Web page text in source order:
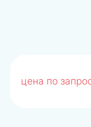
цена по